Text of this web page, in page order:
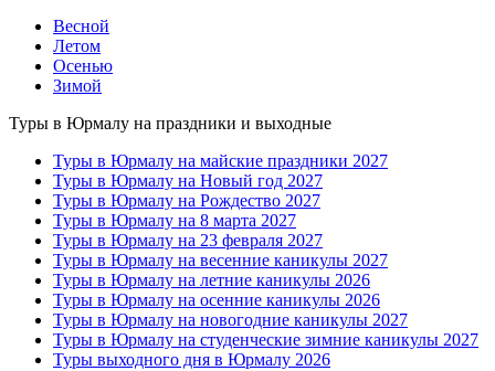
Весной
Летом
Осенью
Зимой
Туры в Юрмалу на праздники и выходные
Туры в Юрмалу на майские праздники 2027
Туры в Юрмалу на Новый год 2027
Туры в Юрмалу на Рождество 2027
Туры в Юрмалу на 8 марта 2027
Туры в Юрмалу на 23 февраля 2027
Туры в Юрмалу на весенние каникулы 2027
Туры в Юрмалу на летние каникулы 2026
Туры в Юрмалу на осенние каникулы 2026
Туры в Юрмалу на новогодние каникулы 2027
Туры в Юрмалу на студенческие зимние каникулы 2027
Туры выходного дня в Юрмалу 2026